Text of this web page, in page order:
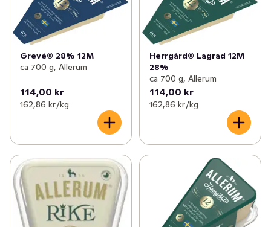
Grevé® 28% 12M
ca 700 g, Allerum
114,00 kr
162,86 kr /kg
Herrgård® Lagrad 12M
28%
ca 700 g, Allerum
114,00 kr
162,86 kr /kg